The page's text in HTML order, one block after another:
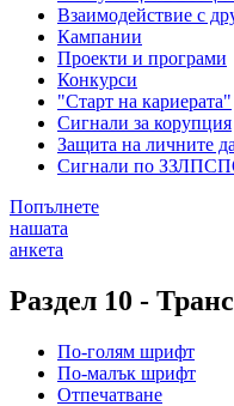
Взаимодействие с
Кампании
Проекти и програми
Конкурси
"Старт на кариерата"
Сигнали за корупция
Защита на личните
Сигнали по
Попълнете
нашата
анкета
Раздел 10 -
По-голям шрифт
По-малък шрифт
Отпечатване